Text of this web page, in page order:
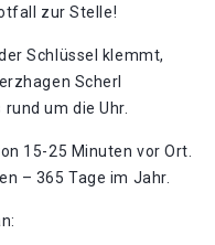
zur Stelle!
Schlüssel klemmt,
Scherl
um die Uhr.
15-25 Minuten vor Ort.
– 365 Tage im Jahr.